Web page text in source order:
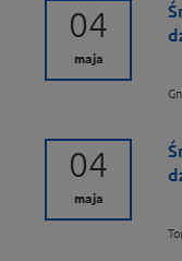
04
maja
04
maja